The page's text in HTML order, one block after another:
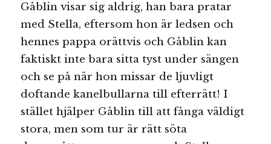
Gåblin visar sig aldrig, han bara pratar
med Stella, eftersom hon är ledsen och
hennes pappa orättvis och Gåblin kan
faktiskt inte bara sitta tyst under sängen
och se på när hon missar de ljuvligt
doftande kanelbullarna till efterrätt! I
stället hjälper Gåblin till att fånga väldigt
stora, men som tur är rätt söta